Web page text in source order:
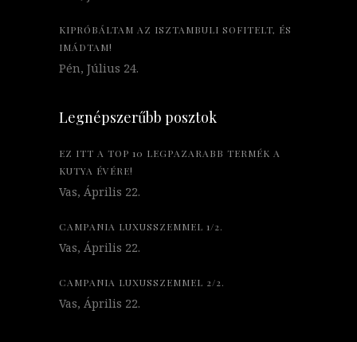
KIPRÓBÁLTAM AZ ISZTAMBULI SOFITELT, ÉS
IMÁDTAM!
Pén, Július 24.
Legnépszerűbb posztok
EZ ITT A TOP 10 LEGPAZARABB TERMÉK A
KUTYA ÉVÉRE!
Vas, Április 22.
CAMPANIA LUXUSSZEMMEL 1/2.
Vas, Április 22.
CAMPANIA LUXUSSZEMMEL 2/2.
Vas, Április 22.